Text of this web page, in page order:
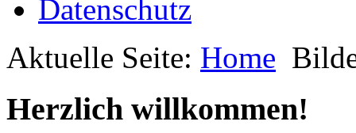
Datenschutz
Aktuelle Seite: Home
Herzlich willkommen!